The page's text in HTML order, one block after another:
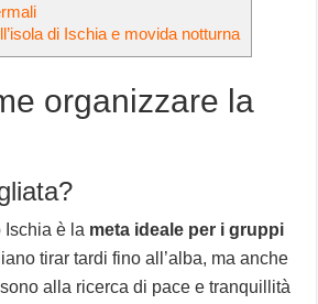
di Ischia e movida notturna
organizzare la
Ischia è la meta ideale per i gruppi
tirar tardi fino all’alba, ma anche
alla ricerca di pace e tranquillità